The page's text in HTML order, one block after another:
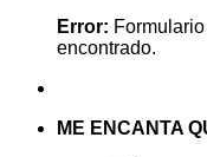
Error:
encontrado.
ME ENCANTA